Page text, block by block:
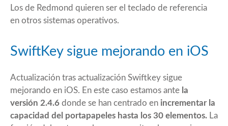
Los de Redmond quieren ser el teclado de referencia
en otros sistemas operativos.
SwiftKey sigue mejorando en iOS
Actualización tras actualización Swiftkey sigue
mejorando en iOS. En este caso estamos ante la
versión 2.4.6 donde se han centrado en incrementar la
capacidad del portapapeles hasta los 30 elementos. La